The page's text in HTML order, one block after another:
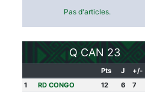
Pas d'articles.
Q CAN 23
Pts J
+/-
1
RD CONGO 12 6
7